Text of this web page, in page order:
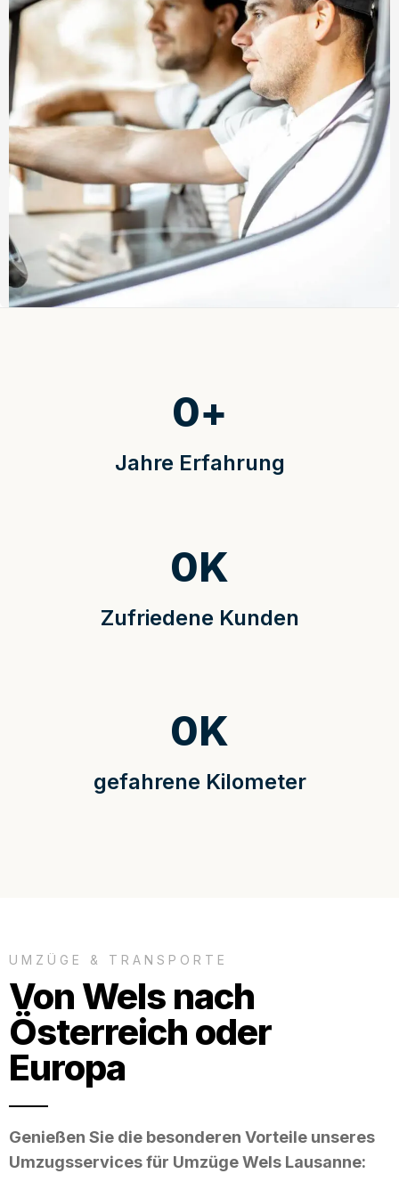
Jahre Erfahrung
0+
Zufriedene Kunden
0K
gefahrene Kilometer
0K
UMZÜGE & TRANSPORTE
Von Wels nach
Österreich oder
Europa
Genießen Sie die besonderen Vorteile unseres
Umzugsservices für Umzüge Wels Lausanne: